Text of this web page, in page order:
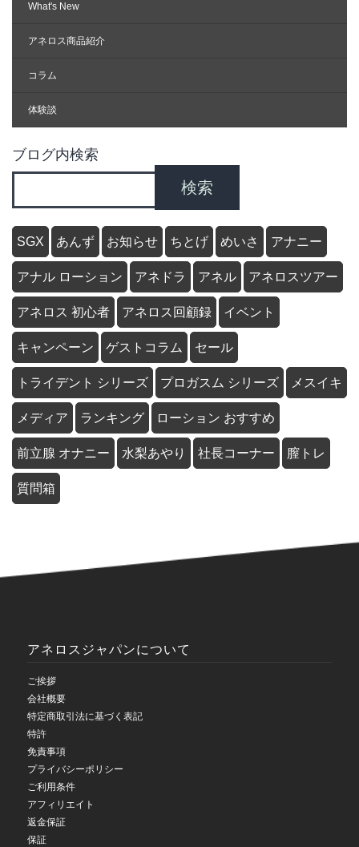
What's New
アネロス商品紹介
コラム
体験談
ブログ内検索
検索
SGX あんず お知らせ ちとげ めいさ アナニー
アナル ローション アネドラ アネル アネロスツアー
アネロス 初心者 アネロス回顧録 イベント
キャンペーン ゲストコラム セール
トライデント シリーズ プロガスム シリーズ メスイキ
メディア ランキング ローション おすすめ
前立腺 オナニー 水梨あやり 社長コーナー 膣トレ
質問箱
アネロスジャパンについて
ご挨拶
会社概要
特定商取引法に基づく表記
特許
免責事項
プライバシーポリシー
ご利用条件
アフィリエイト
返金保証
保証